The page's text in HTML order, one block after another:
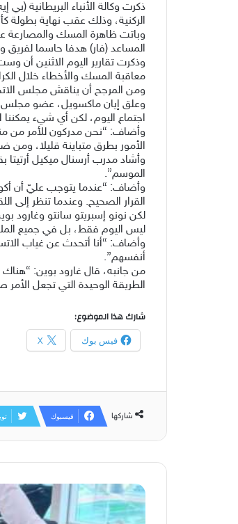
ذكرت وكالة الأنباء البريطانية
الركنية، وذلك عقب نهاية بطولة
وباتت ظاهرة المسك والمصارعة
المساعد (فار) هدفا حاسما
وذكرت تقارير اليوم الاثنين أن
معاقبة المسك والأخطاء خلال
ومن المرجح أن يناقش مجلس
وعلق إيان ماكسويل، عضو مجلس
اجتماع اليوم، لكن أي شيء
وأضاف: “نحن مدركون للأمر من
الأمور بطرق متباينة قليلا، ومن
وأشاد مدرب أرسنال ميكيل أرتيتا
الموسم”.
وأضاف: “عندما يتوجب عليّ أن
القرار الصحيح. وعندما تنظر إلى
لكن نونو إسبريتو سانتو وغارود
ليس اليوم فقط، بل في جميع
وأضاف: “أنا أتحدث عن غياب
أنفسهم”.
من جانبه، قال غارود بوين:
الطريقة الوحيدة التي تجعل الأمر
شارك هذا الموضوع:
فيس بوك X
شاركها فيسبوك